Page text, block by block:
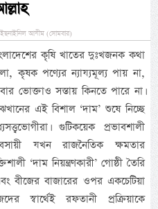
আযীম (সোমবার)
কৃষি খাতের দুঃখজনক কথা
কৃষক পণ্যের ন্যায্যমূল্য পায় না,
ভোক্তাও সস্তায় কিনতে পারে না।
এই বিশাল ‘দাম’ শুষে নিচ্ছে
গুটিকয়েক প্রভাবশালী
যখন রাজনৈতিক ক্ষমতার
‘দাম নিয়ন্ত্রণকারী’ গোষ্ঠী তৈরি
বীজের বাজারের ওপর একচেটিয়া
স্বার্থেই রফতানী প্রক্রিয়াকে